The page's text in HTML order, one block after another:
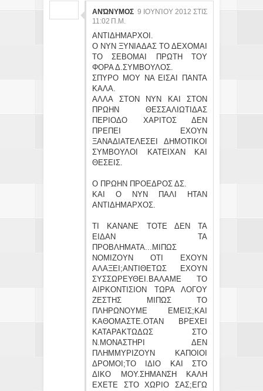
ΑΝΏΝΥΜΟΣ 9 ΙΟΥΝΊΟΥ 2012 ΣΤΙΣ
11:02 Π.Μ.
ΑΝΤΙΔΗΜΑΡΧΟΙ.
Ο ΝΥΝ ΞΥΝΙΑΔΑΣ ΤΟ ΔΕΧΟΜΑΙ
ΤΟ ΣΕΒΟΜΑΙ ΠΡΩΤΗ ΤΟΥ
ΦΟΡΑ Δ.ΣΥΜΒΟΥΛΟΣ.
ΣΠΥΡΟ ΜΟΥ ΝΑ ΕΙΣΑΙ ΠΑΝΤΑ
ΚΑΛΑ.
ΑΛΛΑ ΣΤΟΝ ΝΥΝ ΚΑΙ ΣΤΟΝ
ΠΡΩΗΝ ΘΕΣΣΑΛΙΩΤΙΔΑΣ
ΠΕΡΙΟΔΟ ΧΑΡΙΤΟΣ ΔΕΝ
ΠΡΕΠΕΙ ΕΧΟΥΝ
ΞΑΝΑΔΙΑΤΕΛΕΣΕΙ ΔΗΜΟΤΙΚΟΙ
ΣΥΜΒΟΥΛΟΙ ΚΑΤΕΙΧΑΝ ΚΑΙ
ΘΕΣΕΙΣ.
Ο ΠΡΩΗΝ ΠΡΟΕΔΡΟΣ ΔΣ.
ΚΑΙ Ο ΝΥΝ ΠΑΛΙ ΗΤΑΝ
ΑΝΤΙΔΗΜΑΡΧΟΣ.
ΤΙ ΚΑΝΑΝΕ ΤΟΤΕ ΔΕΝ ΤΑ
ΕΙΔΑΝ ΤΑ
ΠΡΟΒΛΗΜΑΤΑ...ΜΙΠΩΣ
ΝΟΜΙΖΟΥΝ ΟΤΙ ΕΧΟΥΝ
ΑΛΑΞΕΙ;ΑΝΤΙΘΕΤΩΣ ΕΧΟΥΝ
ΣΥΣΣΩΡΕΥΘΕΙ.ΒΑΛΑΜΕ ΤΟ
ΑΙΡΚΟΝΤΙΣΙΟΝ ΤΩΡΑ ΛΟΓΟΥ
ΖΕΣΤΗΣ ΜΙΠΩΣ ΤΟ
ΠΛΗΡΩΝΟΥΜΕ ΕΜΕΙΣ;ΚΑΙ
ΚΑΘΟΜΑΣΤΕ.ΟΤΑΝ ΒΡΕΧΕΙ
ΚΑΤΑΡΑΚΤΩΔΩΣ ΣΤΟ
Ν.ΜΟΝΑΣΤΗΡΙ ΔΕΝ
ΠΛΗΜΜΥΡΙΖΟΥΝ ΚΑΠΟΙΟΙ
ΔΡΟΜΟΙ;ΤΟ ΙΔΙΟ ΚΑΙ ΣΤΟ
ΔΙΚΟ ΜΟΥ.ΣΗΜΑΝΣΗ ΚΑΛΗ
ΕΧΕΤΕ ΣΤΟ ΧΩΡΙΟ ΣΑΣ;ΕΓΩ